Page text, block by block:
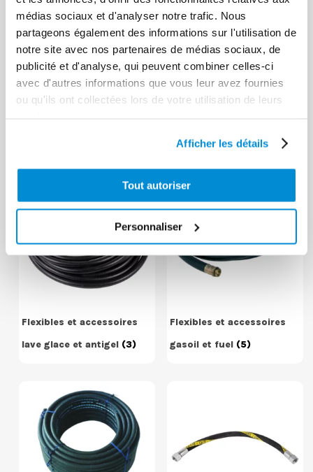
médias sociaux et d'analyser notre trafic. Nous
partageons également des informations sur l'utilisation de
notre site avec nos partenaires de médias sociaux, de
publicité et d'analyse, qui peuvent combiner celles-ci
avec d'autres informations que vous leur avez fournies
ou qu'ils ont collectées lors de votre utilisation de leurs
Afficher les détails
Tout autoriser
Personnaliser
Flexibles et accessoires
lave glace et antigel (3)
Flexibles et accessoires
gasoil et fuel (5)